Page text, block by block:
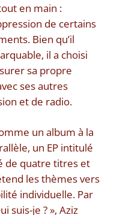
en main :
de certains
Bien qu’il
il a choisi
sa propre
ses autres
et de radio.
un album à la
un EP intitulé
de quatre titres et
les thèmes vers
individuelle. Par
suis-je ? », Aziz